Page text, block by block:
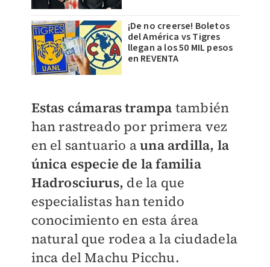
¡De no creerse! Boletos
del América vs Tigres
llegan a los 50 MIL pesos
en REVENTA
Estas cámaras trampa también
han rastreado por primera vez
en el santuario auna ardilla, la
única especie de la familia
Hadrosciurus, de la que
especialistas han tenido
conocimiento en esta área
natural que rodea a la ciudadela
inca del Machu Picchu.